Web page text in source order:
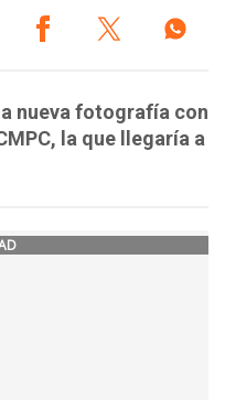
nueva fotografía con
la que llegaría a